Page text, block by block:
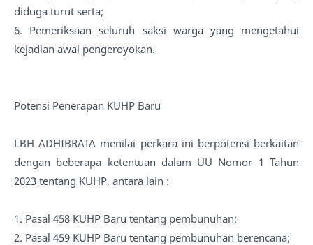
diduga turut serta;
6. Pemeriksaan seluruh saksi warga yang mengetahui
kejadian awal pengeroyokan.
Potensi Penerapan KUHP Baru
LBH ADHIBRATA menilai perkara ini berpotensi berkaitan
dengan beberapa ketentuan dalam UU Nomor 1 Tahun
2023 tentang KUHP, antara lain :
1. Pasal 458 KUHP Baru tentang pembunuhan;
2. Pasal 459 KUHP Baru tentang pembunuhan berencana;